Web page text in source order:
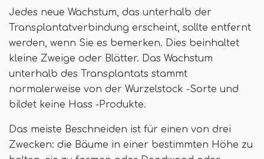
Jedes neue Wachstum, das unterhalb der
Transplantatverbindung erscheint, sollte entfernt
werden, wenn Sie es bemerken. Dies beinhaltet
kleine Zweige oder Blätter. Das Wachstum
unterhalb des Transplantats stammt
normalerweise von der Wurzelstock -Sorte und
bildet keine Hass -Produkte.
Das meiste Beschneiden ist für einen von drei
Zwecken: die Bäume in einer bestimmten Höhe zu